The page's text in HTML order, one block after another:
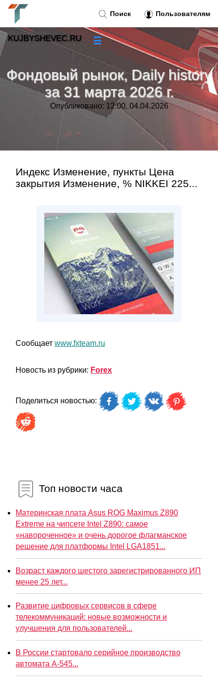
Фондовый рынок, Daily history
за 31 марта 2026 г.
Опубликовано: 12:00, 04.04.2026
Индекс Изменение, пункты Цена
закрытия Изменение, % NIKKEI 225...
Сообщает www.fxteam.ru
Новость из рубрики: Forex
Поделиться новостью:
Топ новости часа
Материнская плата Asus ROG Maximus Z890
Extreme на чипсете Intel Z890: самое
«навороченное» и очень дорогое флагманское
решение для платформы Intel LGA1851...
Возраст каждого шестого зарегистрированного ИП
менее 25 лет...
Развитие цифровых сервисов в сфере
телекоммуникаций: новые возможности и
улучшения для пользователей...
В России стартовало серийное производство
автомата А-545...
Поиск Пользователям
KUJBYSHEVEC.RU ☰
»
Тренды новостей »
»
Контакт»